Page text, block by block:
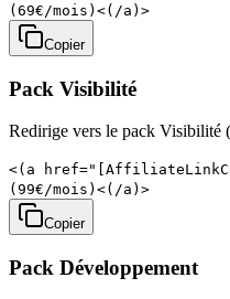
(69€/mois)<(/a)>
Copier
Pack Visibilité
Redirige vers le pack Visibilité
<(a
(99€/mois)<(/a)>
Copier
Pack Développement